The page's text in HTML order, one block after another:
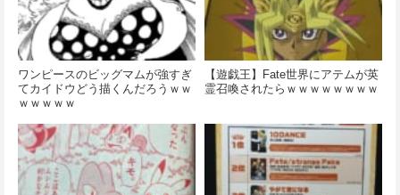
ワンピースのビッグマムが強すぎ
てカイドウどう描くんだろうｗｗ
ｗｗｗｗｗ
【遊戯王】Fate世界にアテムが英
霊召喚されたらｗｗｗｗｗｗｗｗ